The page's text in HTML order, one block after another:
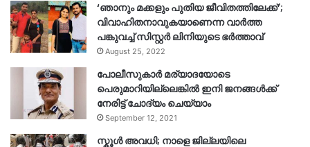
‘ഞാനും മക്കളും പുതിയ ജീവിതത്തിലേക്ക്’;
വിവാഹിതനാവുകയാണെന്ന വാർത്ത
പങ്കുവച്ച് സിസ്റ്റർ ലിനിയുടെ ഭർത്താവ്
August 25, 2022
പോലീസുകാര്‍ മര്യാദയോടെ
പെരുമാറിയില്ലെങ്കില്‍ ഇനി ജനങ്ങള്‍ക്ക്
നേരിട്ട് ചോദ്യം ചെയ്യാം
September 12, 2021
സ്കൂൾ അവധി; നാളെ ജില്ലയിലെ